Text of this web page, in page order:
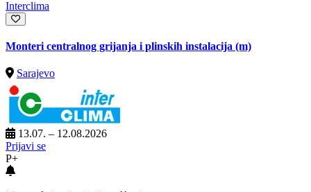
Interclima
Monteri centralnog grijanja i plinskih instalacija (m)
Sarajevo
13.07. – 12.08.2026
Prijavi se
P+